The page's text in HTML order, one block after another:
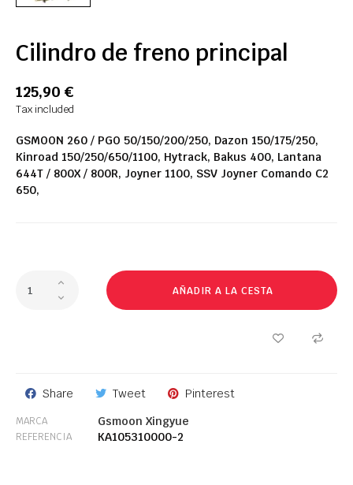
Cilindro de freno principal
125,90 €
Tax included
GSMOON 260 / PGO 50/150/200/250, Dazon 150/175/250,
Kinroad 150/250/650/1100, Hytrack, Bakus 400, Lantana
644T / 800X / 800R, Joyner 1100, SSV Joyner Comando C2
650,
AÑADIR A LA CESTA
Share Tweet Pinterest
MARCA Gsmoon Xingyue
REFERENCIA KA105310000-2